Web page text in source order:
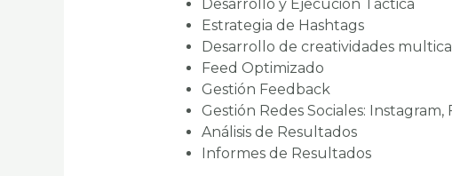
Desarrollo y Ejecución Táctica
Estrategia de Hashtags
Desarrollo de creatividades
Feed Optimizado
Gestión Feedback
Gestión Redes Sociales:
Análisis de Resultados
Informes de Resultados